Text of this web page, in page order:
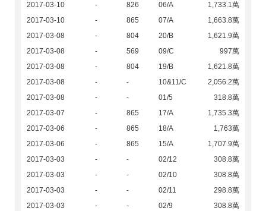
2017-03-10
- 826 06/A
1,733.1萬
2017-03-10
- 865 07/A
1,663.8萬
2017-03-08
- 804 20/B
1,621.9萬
2017-03-08
- 569 09/C
997萬
2017-03-08
- 804 19/B
1,621.8萬
2017-03-08
- - 10&11/C
2,056.2萬
2017-03-08
- - 01/5
318.8萬
2017-03-07
- 865 17/A
1,735.3萬
2017-03-06
- 865 18/A
1,763萬
2017-03-06
- 865 15/A
1,707.9萬
2017-03-03
- - 02/12
308.8萬
2017-03-03
- - 02/10
308.8萬
2017-03-03
- - 02/11
298.8萬
2017-03-03
- - 02/9
308.8萬